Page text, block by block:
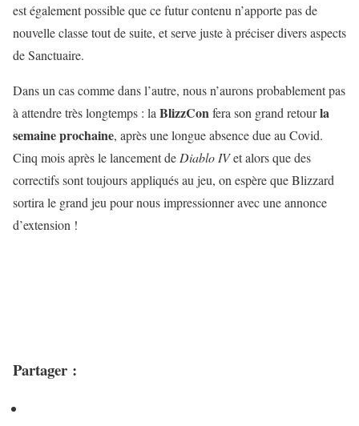
est également possible que ce futur contenu n’apporte pas de
nouvelle classe tout de suite, et serve juste à préciser divers aspects
de Sanctuaire.
Dans un cas comme dans l’autre, nous n’aurons probablement pas
à attendre très longtemps : la BlizzConfera son grand retourla
semaine prochaine, après une longue absence due au Covid.
Cinq mois après le lancement de Diablo IVet alors que des
correctifs sont toujours appliqués au jeu, on espère que Blizzard
sortira le grand jeu pour nous impressionner avec une annonce
d’extension !
Partager :